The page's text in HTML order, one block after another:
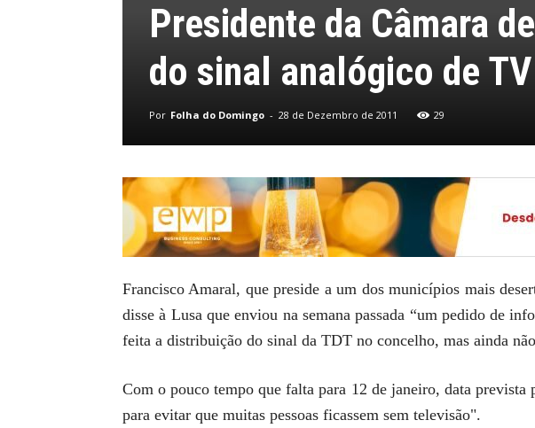
Presidente da Câmara
do sinal analógico de
Por Folha do Domingo - 28 de Dezembro de 2011 29
Francisco Amaral, que preside a um dos municípios mais
disse à Lusa que enviou na semana passada “um pedido de
feita a distribuição do sinal da TDT no concelho, mas ainda
Com o pouco tempo que falta para 12 de janeiro, data
para evitar que muitas pessoas ficassem sem televisão".